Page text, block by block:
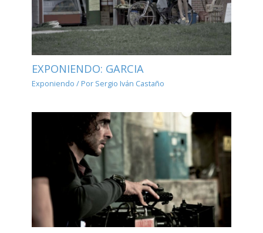
EXPONIENDO: GARCIA
Exponiendo / Por Sergio Iván Castaño